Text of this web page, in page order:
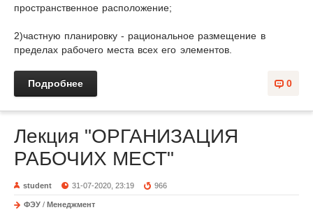
пространственное распо­ложение;
2)частную планировку - рациональное размещение в
пределах рабочего места всех его элементов.
0
Подробнее
Лекция "ОРГАНИЗАЦИЯ
РАБОЧИХ МЕСТ"
student 31-07-2020, 23:19 966
ФЭУ / Менеджмент